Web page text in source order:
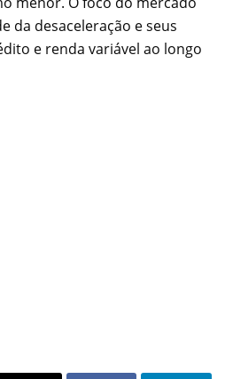
da desaceleração e seus
e renda variável ao longo